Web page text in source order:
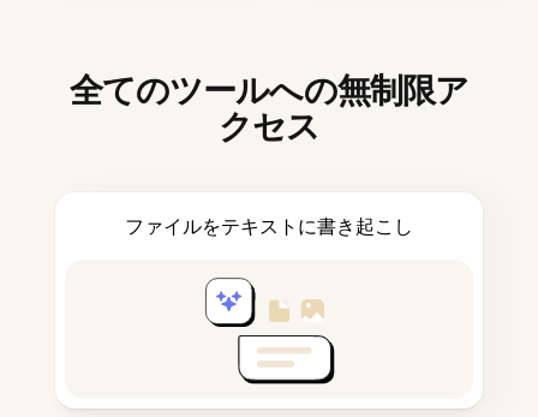
全てのツールへの無制限ア
クセス
ファイルをテキストに書き起こし